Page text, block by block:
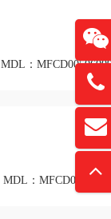
MDL：
MDL：